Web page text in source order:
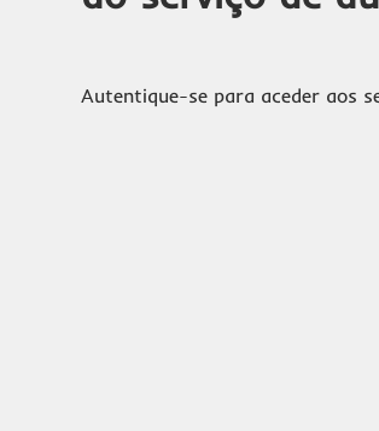
Autentique-se para aceder aos